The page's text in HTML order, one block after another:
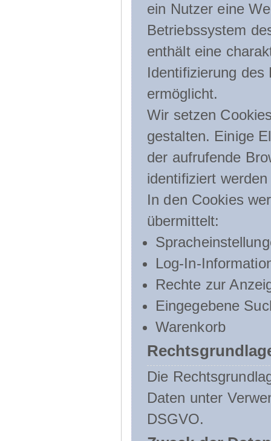
ein Nutzer eine
Betriebssystem
enthält eine
Identifizierung
ermöglicht.
Wir setzen
gestalten. Einige
der aufrufende
identifiziert
In den Cookies
übermittelt:
Log-In-
Rechte zur
Eingegebene
Warenkorb
Die
Daten unter
DSGVO.